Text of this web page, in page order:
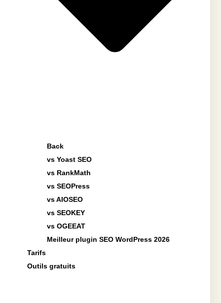
Back
vs Yoast SEO
vs RankMath
vs SEOPress
vs AIOSEO
vs SEOKEY
vs OGEEAT
Meilleur plugin SEO WordPress 2026
Tarifs
Outils gratuits